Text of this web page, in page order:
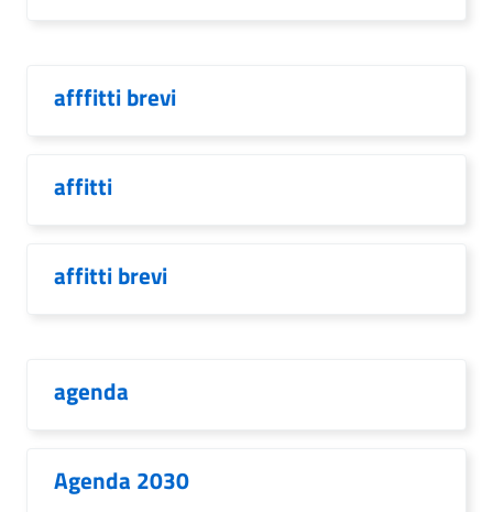
afffitti brevi
affitti
affitti brevi
agenda
Agenda 2030